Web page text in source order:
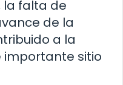
la falta de
de la
a la
sitio